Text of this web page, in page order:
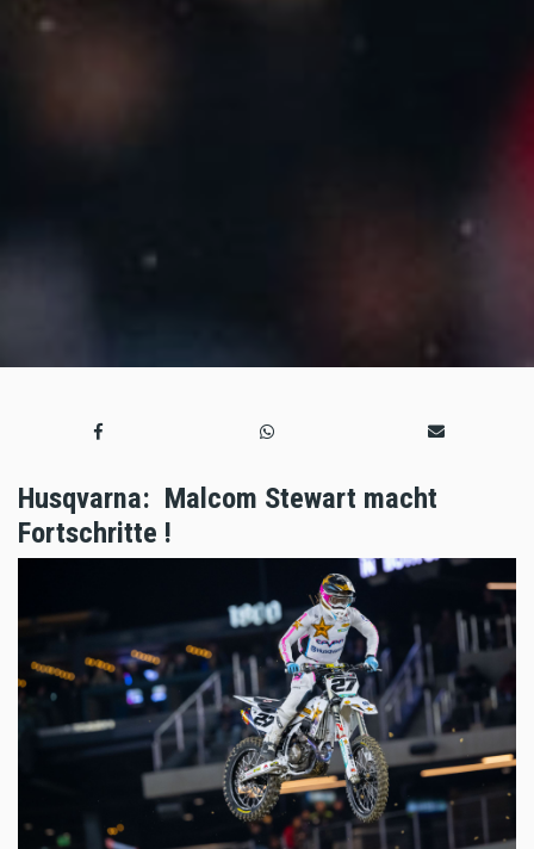
Husqvarna: Malcom Stewart macht
Fortschritte !